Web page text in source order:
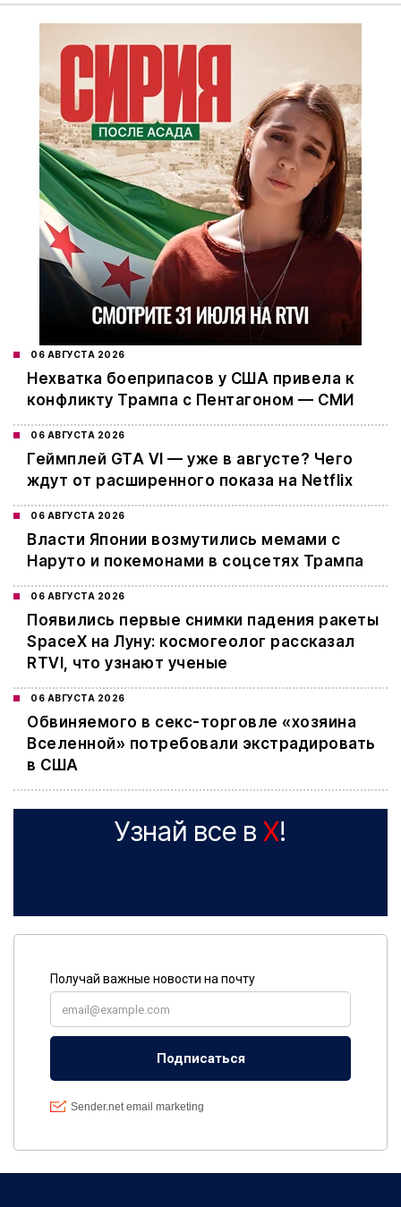
06 АВГУСТА 2026
Нехватка боеприпасов у США привела к
конфликту Трампа с Пентагоном — СМИ
06 АВГУСТА 2026
Геймплей GTA VI — уже в августе? Чего
ждут от расширенного показа на Netflix
06 АВГУСТА 2026
Власти Японии возмутились мемами с
Наруто и покемонами в соцсетях Трампа
06 АВГУСТА 2026
Появились первые снимки падения ракеты
SpaceX на Луну: космогеолог рассказал
RTVI, что узнают ученые
06 АВГУСТА 2026
Обвиняемого в секс-торговле «хозяина
Вселенной» потребовали экстрадировать
в США
Узнай все в X!